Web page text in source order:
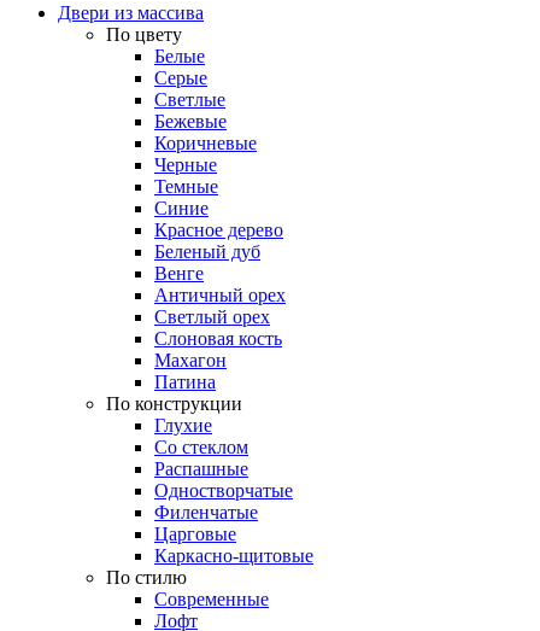
Двери из массива
По цвету
Белые
Серые
Светлые
Бежевые
Коричневые
Черные
Темные
Синие
Красное дерево
Беленый дуб
Венге
Античный орех
Светлый орех
Слоновая кость
Махагон
Патина
По конструкции
Глухие
Со стеклом
Распашные
Одностворчатые
Филенчатые
Царговые
Каркасно-щитовые
По стилю
Современные
Лофт